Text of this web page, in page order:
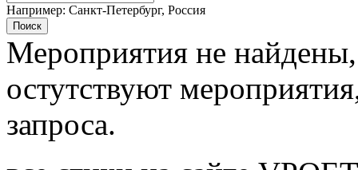
Например: Санкт-Петербург, Россия
Поиск
Мероприятия не
остутствуют
запроса.